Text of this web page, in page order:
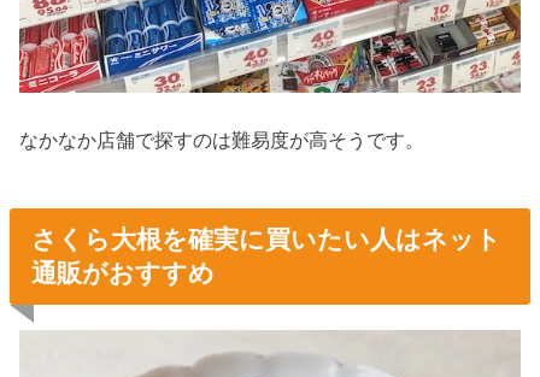
なかなか店舗で探すのは難易度が高そうです。
さくら大根を確実に買いたい人はネット
通販がおすすめ